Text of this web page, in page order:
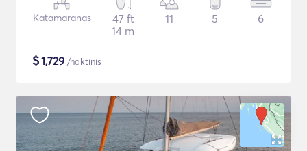
Katamaranas
47 ft
14 m
11 5 6
$1,729 /naktinis